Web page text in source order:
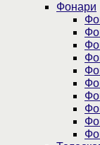
Фонари